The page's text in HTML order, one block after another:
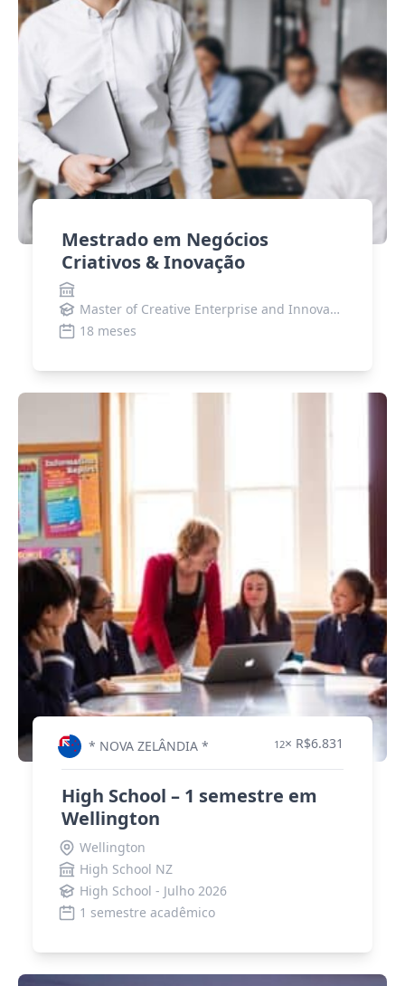
Mestrado em Negócios
Criativos & Inovação
Master of Creative Enterprise and Innovation
18 meses
* NOVA ZELÂNDIA * 12× R$6.831
High School – 1 semestre em
Wellington
Wellington
High School NZ
High School - Julho 2026
1 semestre acadêmico